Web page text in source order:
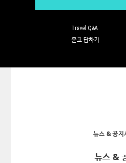
Travel Q&A
묻고 답하기
뉴스 & 공지
뉴스 &